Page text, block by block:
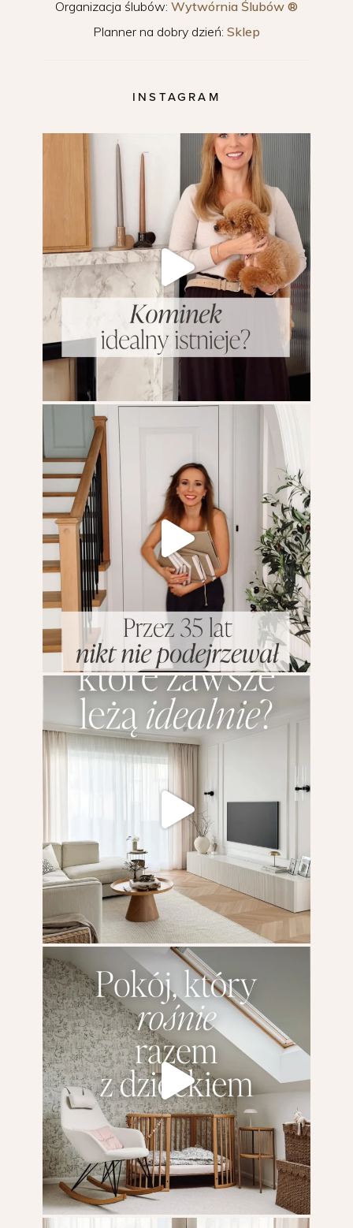
Organizacja ślubów: Wytwórnia Ślubów ®
Planner na dobry dzień: Sklep
INSTAGRAM